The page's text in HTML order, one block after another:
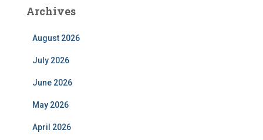
Archives
August 2026
July 2026
June 2026
May 2026
April 2026